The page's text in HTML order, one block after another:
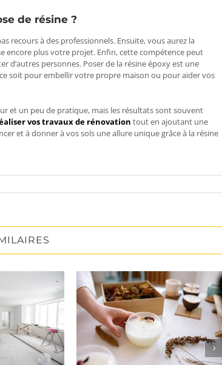
de résine ?
recours à des professionnels. Ensuite, vous aurez la
encore plus votre projet. Enfin, cette compétence peut
d’autres personnes. Poser de la résine époxy est une
soit pour embellir votre propre maison ou pour aider vos
et un peu de pratique, mais les résultats sont souvent
vos travaux de rénovation tout en ajoutant une
et à donner à vos sols une allure unique grâce à la résine